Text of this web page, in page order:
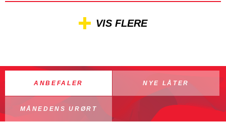
VIS FLERE
ANBEFALER NYE LÅTER
MÅNEDENS URØRT